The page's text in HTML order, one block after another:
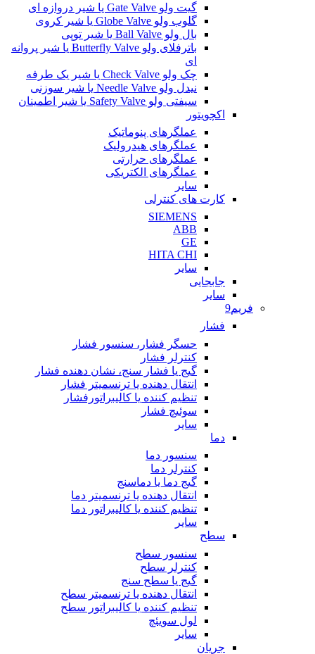
گیت ولو Gate Valve یا شیر دروازه ای
گلوب ولو Globe Valve یا شیر کروی
بال ولو Ball Valve یا شیر توپی
باترفلای ولو Butterfly Valve یا شیر پروانه
ای
چک ولو Check Valve یا شیر یک طرفه
نیدل ولو Needle Valve یا شیر سوزنی
سیفتی ولو Safety Valve یا شیر اطمینان
اکچویتور
عملگرهای پنوماتیک
عملگرهای هیدرولیک
عملگرهای حرارتی
عملگرهای الکتریکی
سایر
کارت های کنترلی
SIEMENS
ABB
GE
HITA CHI
سایر
جابجایی
سایر
فریم9
فشار
حسگر فشار، سنسور فشار
کنترلر فشار
گیج یا فشار سنج، نشان دهنده فشار
انتقال دهنده یا ترنسمیتر فشار
تنظیم کننده یا کالیبراتورفشار
سوئیچ فشار
سایر
دما
سنسور دما
کنترلر دما
گیج دما یا دماسنج
انتقال دهنده یا ترنسمیتر دما
تنظیم کننده یا کالیبراتور دما
سایر
سطح
سنسور سطح
کنترلر سطح
گیج یا سطح سنج
انتقال دهنده یا ترنسمیتر سطح
تنظیم کننده یا کالیبراتور سطح
لول سویئچ
سایر
جریان